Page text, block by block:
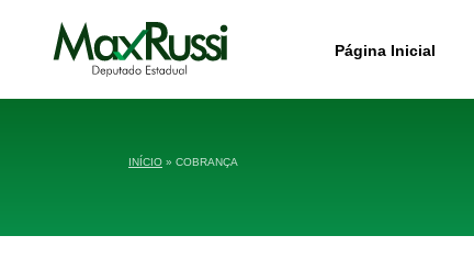
Página Inicial
INÍCIO » COBRANÇA